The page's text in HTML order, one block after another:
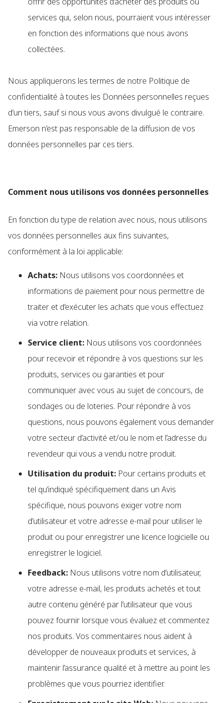
services qui, selon nous, pourraient vous intéresser
en fonction des informations que nous avons
collectées.
Nous appliquerons les termes de notre Politique de
confidentialité à toutes les Données personnelles reçues
d’un tiers, sauf si nous vous avons divulgué le contraire.
Emerson n’est pas responsable de la diffusion de vos
données personnelles par ces tiers.
Comment nous utilisons vos données personnelles
En fonction du type de relation avec nous, nous utilisons
vos données personnelles aux fins suivantes,
conformément à la loi applicable:
Achats: Nous utilisons vos coordonnées et
informations de paiement pour nous permettre de
traiter et d’exécuter les achats que vous effectuez
via votre relation.
Service client: Nous utilisons vos coordonnées
pour recevoir et répondre à vos questions sur les
produits, services ou garanties et pour
communiquer avec vous au sujet de concours, de
sondages ou de loteries. Pour répondre à vos
questions, nous pouvons également vous demander
votre secteur d’activité et/ou le nom et l’adresse du
revendeur qui vous a vendu notre produit.
Utilisation du produit: Pour certains produits et
tel qu’indiqué spécifiquement dans un Avis
spécifique, nous pouvons exiger votre nom
d’utilisateur et votre adresse e-mail pour utiliser le
produit ou pour enregistrer une licence logicielle ou
enregistrer le logiciel.
Feedback: Nous utilisons votre nom d’utilisateur,
votre adresse e-mail, les produits achetés et tout
autre contenu généré par l’utilisateur que vous
pouvez fournir lorsque vous évaluez et commentez
nos produits. Vos commentaires nous aident à
développer de nouveaux produits et services, à
maintenir l’assurance qualité et à mettre au point les
problèmes que vous pourriez identifier.